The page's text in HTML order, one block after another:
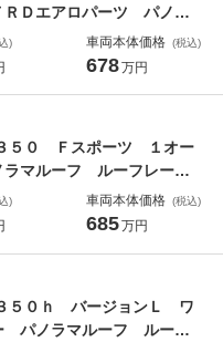
Ｄエアロパーツ パノラ
ーフレール デジタルイ
ー オレンジキャリパー
リングヒーター
) 車両本体価格 (税込)
678万円
５０ Ｆスポーツ １オー
マルーフ ルーフレー
アロパーツ デジタルイ
ー オレンジキャリパー
ップディスプレイ
) 車両本体価格 (税込)
685万円
５０ｈ バージョンＬ ワ
パノラマルーフ ルーフ